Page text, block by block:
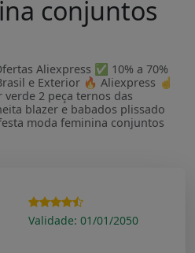
conjuntos
Aliexpress ✅ 10% a 70%
e Exterior 🔥 Aliexpress ☝
verde 2 peça ternos das
blazer e babados plissado
moda feminina conjuntos
Validade: 01/01/2050